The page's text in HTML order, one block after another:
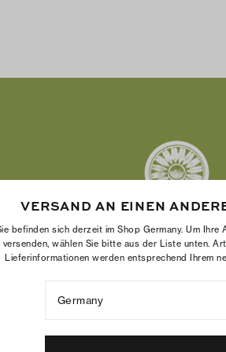
Foundation stärkt die Wirtschaftskraft
VERSAND AN EINEN
befinden sich derzeit im Shop Germany. Um Ihre
versenden, wählen Sie bitte aus der Liste unten.
Lieferinformationen werden entsprechend Ihrem
Germany